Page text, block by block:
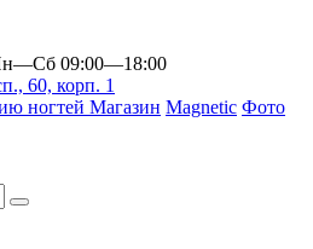
09:00—18:00
60, корп. 1
ногтей Магазин Magnetic Фото